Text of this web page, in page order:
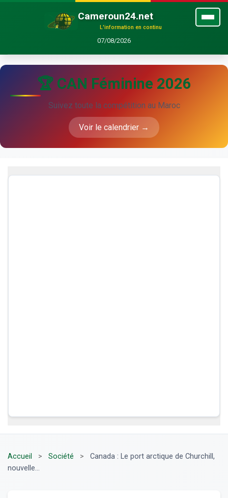
Cameroun24.net
L'information en continu
07/08/2026
🏆 CAN Féminine 2026
Suivez toute la compétition au Maroc
Voir le calendrier →
Accueil > Société >
Canada : Le port arctique de Churchill,
nouvelle...